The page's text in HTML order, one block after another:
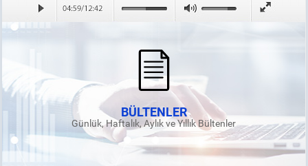
BÜLTENLER
Günlük, Haftalık, Aylık ve Yıllık Bültenler